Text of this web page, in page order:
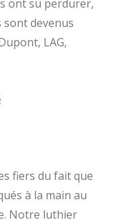
ont su perdurer,
devenus
LAG,
fiers du fait que
à la main au
Notre luthier